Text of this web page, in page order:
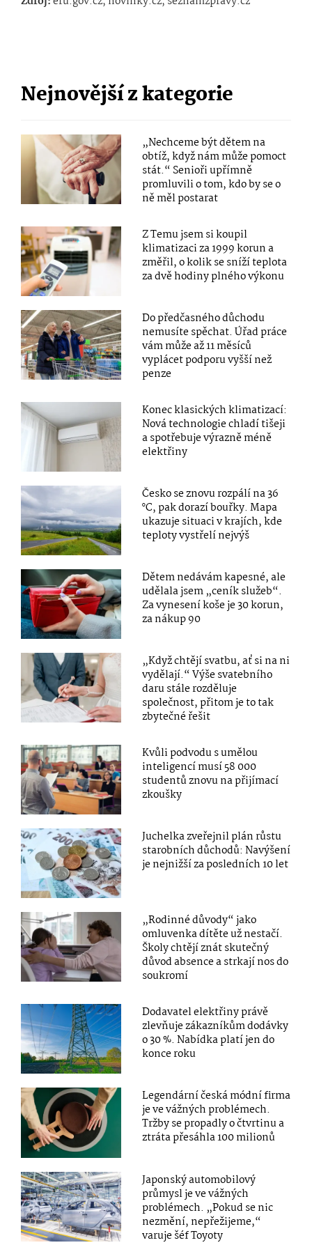
Nejnovější z kategorie
„Nechceme být dětem na
obtíž, když nám může pomoct
stát.“ Senioři upřímně
promluvili o tom, kdo by se o
ně měl postarat
Z Temu jsem si koupil
klimatizaci za 1999 korun a
změřil, o kolik se sníží teplota
za dvě hodiny plného výkonu
Do předčasného důchodu
nemusíte spěchat. Úřad práce
vám může až 11 měsíců
vyplácet podporu vyšší než
penze
Konec klasických klimatizací:
Nová technologie chladí tišeji
a spotřebuje výrazně méně
elektřiny
Česko se znovu rozpálí na 36
°C, pak dorazí bouřky. Mapa
ukazuje situaci v krajích, kde
teploty vystřelí nejvýš
Dětem nedávám kapesné, ale
udělala jsem „ceník služeb“.
Za vynesení koše je 30 korun,
za nákup 90
„Když chtějí svatbu, ať si na ni
vydělají.“ Výše svatebního
daru stále rozděluje
společnost, přitom je to tak
zbytečné řešit
Kvůli podvodu s umělou
inteligencí musí 58 000
studentů znovu na přijímací
zkoušky
Juchelka zveřejnil plán růstu
starobních důchodů: Navýšení
je nejnižší za posledních 10 let
„Rodinné důvody“ jako
omluvenka dítěte už nestačí.
Školy chtějí znát skutečný
důvod absence a strkají nos do
soukromí
Dodavatel elektřiny právě
zlevňuje zákazníkům dodávky
o 30 %. Nabídka platí jen do
konce roku
Legendární česká módní firma
je ve vážných problémech.
Tržby se propadly o čtvrtinu a
ztráta přesáhla 100 milionů
Japonský automobilový
průmysl je ve vážných
problémech. „Pokud se nic
nezmění, nepřežijeme,“
varuje šéf Toyoty